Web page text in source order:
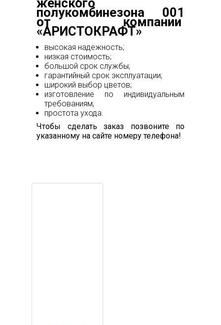
женского
полукомбинезона 001
от компании
«АРИСТОКРАФТ»
высокая надежность;
низкая стоимость;
большой срок службы;
гарантийный срок эксплуатации;
широкий выбор цветов;
изготовление по индивидуальным
требованиям;
простота ухода.
Чтобы сделать заказ позвоните по
указанному на сайте номеру телефона!